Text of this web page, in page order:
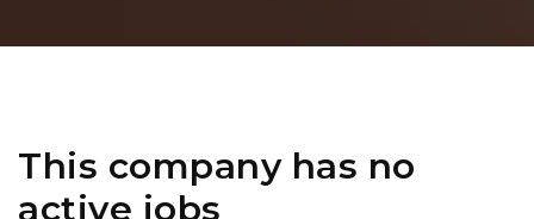
This company has no
active jobs